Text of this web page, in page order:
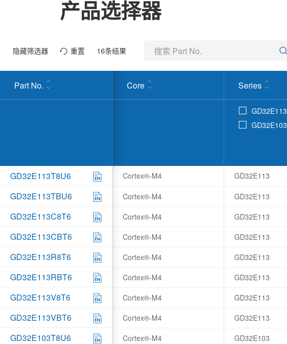
产品选择器
隐藏筛选器 重置 16条结果
Part No. Core Series
GD32E113
GD32E103
GD32E113T8U6 Cortex®-M4 GD32E113
GD32E113TBU6 Cortex®-M4 GD32E113
GD32E113C8T6 Cortex®-M4 GD32E113
GD32E113CBT6 Cortex®-M4 GD32E113
GD32E113R8T6 Cortex®-M4 GD32E113
GD32E113RBT6 Cortex®-M4 GD32E113
GD32E113V8T6 Cortex®-M4 GD32E113
GD32E113VBT6 Cortex®-M4 GD32E113
GD32E103T8U6 Cortex®-M4 GD32E103